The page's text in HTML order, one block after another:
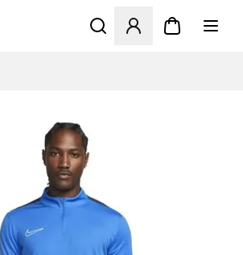
Åbner en Modal til at